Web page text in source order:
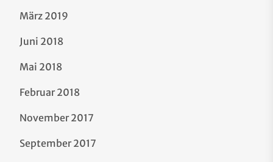
März 2019
Juni 2018
Mai 2018
Februar 2018
November 2017
September 2017